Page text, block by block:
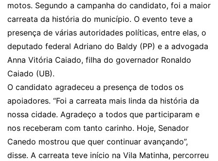
motos. Segundo a campanha do candidato, foi a maior
carreata da história do município. O evento teve a
presença de várias autoridades políticas, entre elas, o
deputado federal Adriano do Baldy (PP) e a advogada
Anna Vitória Caiado, filha do governador Ronaldo
Caiado (UB).
O candidato agradeceu a presença de todos os
apoiadores. “Foi a carreata mais linda da história da
nossa cidade. Agradeço a todos que participaram e
nos receberam com tanto carinho. Hoje, Senador
Canedo mostrou que quer continuar avançando”,
disse. A carreata teve início na Vila Matinha, percorreu